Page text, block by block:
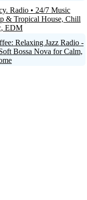
Radio • 24/7 Music
& Tropical House, Chill
EDM
Relaxing Jazz Radio -
Bossa Nova for Calm,